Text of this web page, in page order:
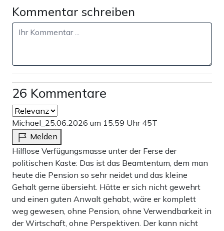
Kommentar schreiben
26 Kommentare
Michael_ 25.06.2026 um 15:59 Uhr 45T
Melden
Hilflose Verfügungsmasse unter der Ferse der
politischen Kaste: Das ist das Beamtentum, dem man
heute die Pension so sehr neidet und das kleine
Gehalt gerne übersieht. Hätte er sich nicht gewehrt
und einen guten Anwalt gehabt, wäre er komplett
weg gewesen, ohne Pension, ohne Verwendbarkeit in
der Wirtschaft, ohne Perspektiven. Der kann nicht